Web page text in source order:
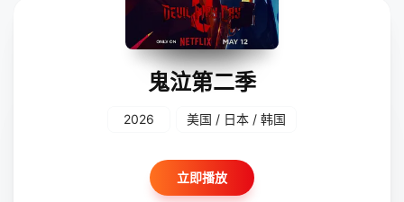
鬼泣第二季
2026 美国 / 日本 / 韩国
立即播放